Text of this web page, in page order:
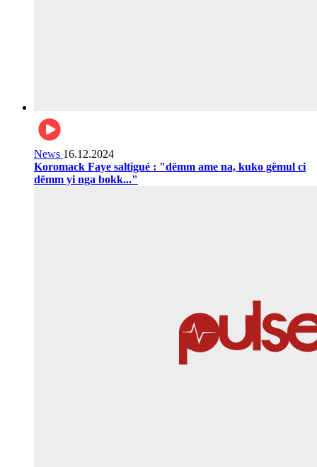
News 16.12.2024
Koromack Faye saltigué : "dëmm ame na, kuko gëmul ci
dëmm yi nga bokk..."